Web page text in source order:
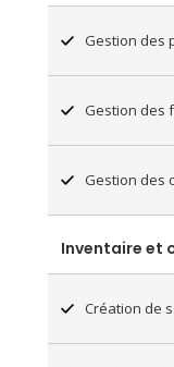
Gestion des
Gestion des
Gestion des
Inventaire et
Création de